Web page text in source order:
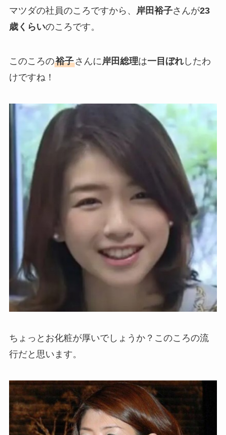
マツダの社員のころですから、 岸田裕子さんが23
歳くらいのころです。
このころの裕子さんに岸田総理は一目ぼれしたわ
けですね！
ちょっとお化粧が厚いでしょうか？このころの流
行だと思います。